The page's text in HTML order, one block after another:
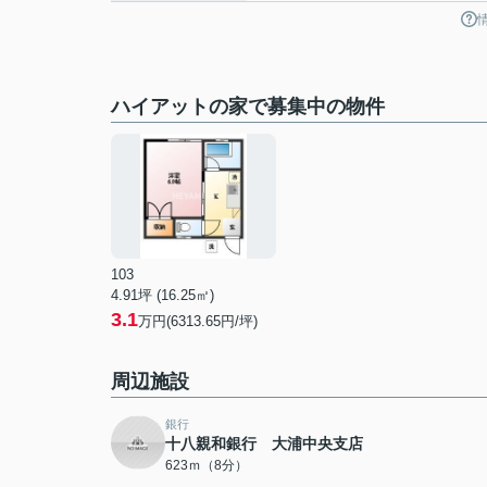
ハイアットの家で募集中の物件
103
4.91坪 (16.25㎡)
3.1万円(6313.65円/坪)
周辺施設
銀行
十八親和銀行 大浦中央支店
623ｍ（8分）